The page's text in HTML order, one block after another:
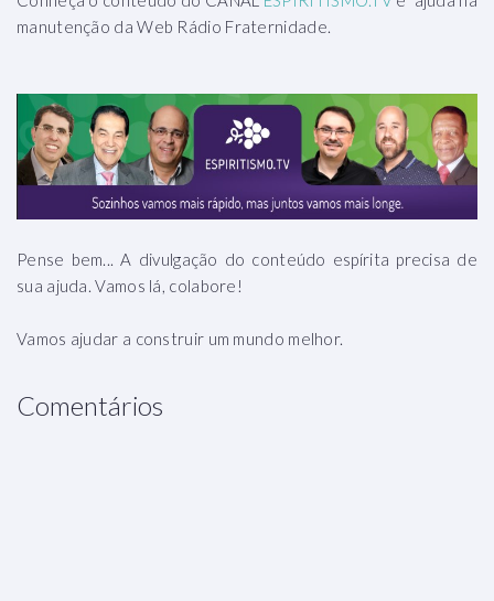
manutenção da Web Rádio Fraternidade.
Pense bem... A divulgação do conteúdo espírita precisa de
sua ajuda. Vamos lá, colabore!
Vamos ajudar a construir um mundo melhor.
Comentários